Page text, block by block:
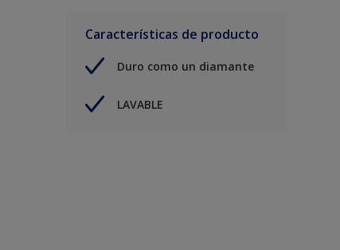
Características de producto
Duro como un diamante
LAVABLE